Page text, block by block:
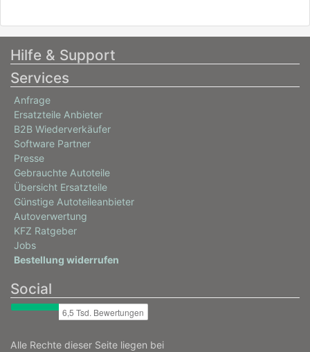
Hilfe & Support
Services
Anfrage
Ersatzteile Anbieter
B2B Wiederverkäufer
Software Partner
Presse
Gebrauchte Autoteile
Übersicht Ersatzteile
Günstige Autoteileanbieter
Autoverwertung
KFZ Ratgeber
Jobs
Bestellung widerrufen
Social
Alle Rechte dieser Seite liegen bei